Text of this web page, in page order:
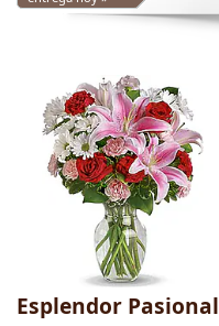
Esplendor Pasional